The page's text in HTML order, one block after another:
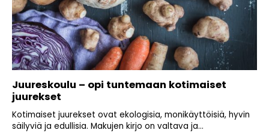
Juureskoulu – opi tuntemaan kotimaiset
juurekset
Kotimaiset juurekset ovat ekologisia, monikäyttöisiä, hyvin
säilyviä ja edullisia. Makujen kirjo on valtava ja...